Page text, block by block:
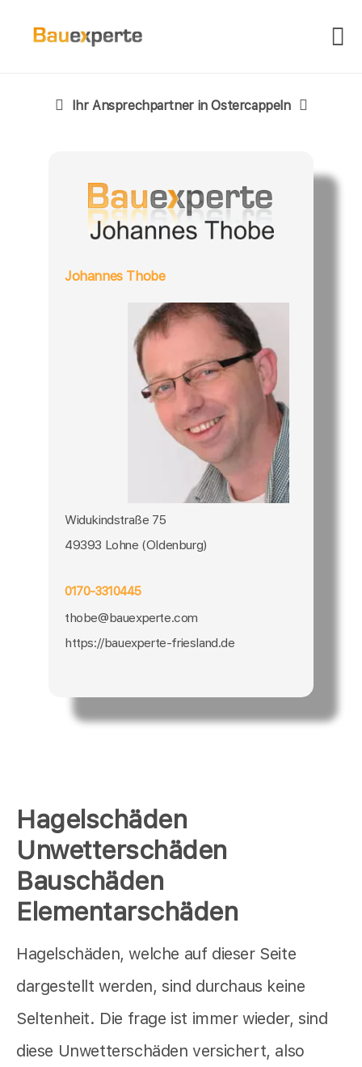
Hagelschäden
Unwetterschäden
Bauschäden
Elementarschäden
Hagelschäden, welche auf dieser Seite
dargestellt werden, sind durchaus keine
Seltenheit. Die frage ist immer wieder, sind
diese Unwetterschäden versichert, also
Ihr Ansprechpartner in Ostercappeln
Johannes Thobe
Widukindstraße 75
49393 Lohne (Oldenburg)
0170-3310445
thobe@bauexperte.com
https://bauexperte-friesland.de